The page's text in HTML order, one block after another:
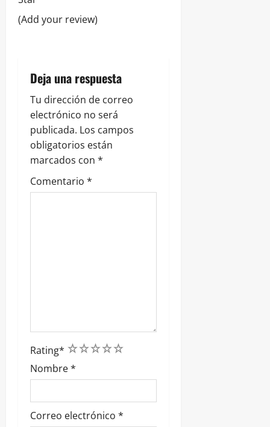
e
t
r
a
d
a
s
(Add your review)
Deja una respuesta
Tu dirección de correo
electrónico no será
publicada. Los campos
obligatorios están
marcados con *
Comentario *
Rating* 5
4
3
2
1
Nombre*
Correo electrónico *